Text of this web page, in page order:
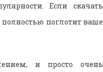
Если скачать
поглотит ваше
и просто очень